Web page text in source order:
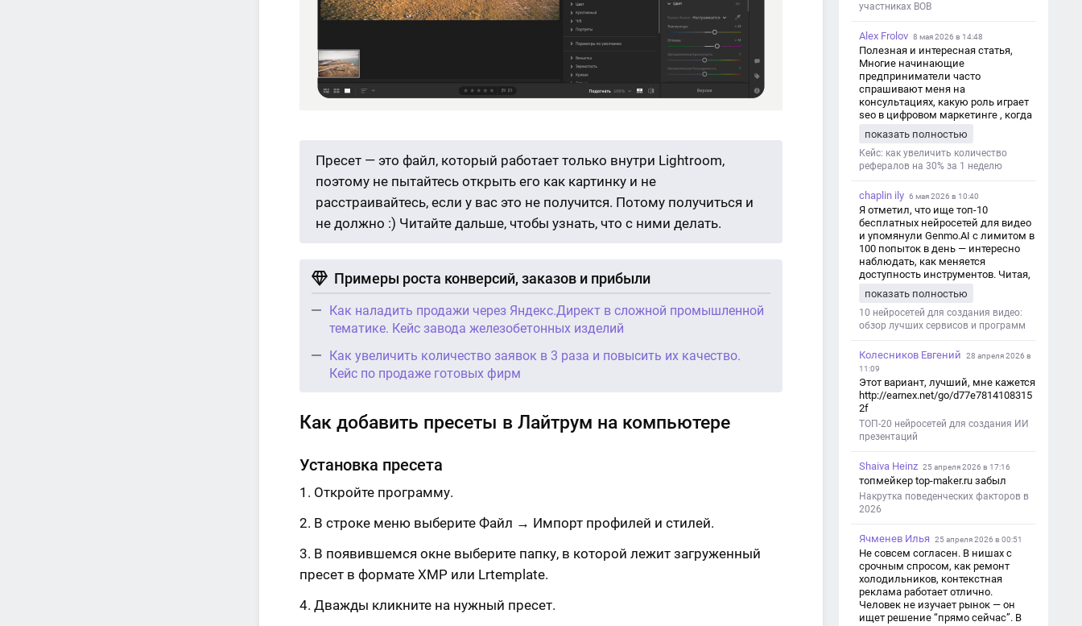
Пресет — это файл, который работает только внутри Lightroom,
поэтому не пытайтесь открыть его как картинку и не
расстраивайтесь, если у вас это не получится. Потому получиться и
не должно :) Читайте дальше, чтобы узнать, что с ними делать.
Примеры роста конверсий, заказов и прибыли
Как наладить продажи через Яндекс.Директ в сложной промышленной
тематике. Кейс завода железобетонных изделий
Как увеличить количество заявок в 3 раза и повысить их качество.
Кейс по продаже готовых фирм
Как добавить пресеты в Лайтрум на компьютере
Установка пресета
Откройте программу.
В строке меню выберите Файл → Импорт профилей и стилей.
В появившемся окне выберите папку, в которой лежит загруженный
пресет в формате XMP или Lrtemplate.
Дважды кликните на нужный пресет.
участниках ВОВ
Alex Frolov 8 мая 2026 в 14:48
Полезная и интересная статья,
Многие начинающие
предприниматели часто
спрашивают меня на
консультациях, какую роль играет
seo в цифровом маркетинге , когда
обсуждаем их проект:
https://aseotop.com/kakuyu-rol-igraet-
seo-v-czifrovom-marketinge/
показать полностью
Кейс: как увеличить количество
рефералов на 30% за 1 неделю
chaplin ily 6 мая 2026 в 10:40
Я отметил, что ище топ-10
бесплатных нейросетей для видео
и упомянули Genmo.AI с лимитом в
100 попыток в день — интересно
наблюдать, как меняется
доступность инструментов. Читая,
с короткими клипами в телеграм-
каналах YAGLA и Kokoc Group. Flux 2
показать полностью
10 нейросетей для создания видео:
обзор лучших сервисов и программ
Колесников Евгений
28 апреля 2026 в
11:09
Этот вариант, лучший, мне кажется
http://earnex.net/go/d77e7814108315
2f
ТОП-20 нейросетей для создания ИИ
презентаций
Shaiva Heinz 25 апреля 2026 в 17:16
топмейкер top-maker.ru забыл
Накрутка поведенческих факторов в
2026
Ячменев Илья 25 апреля 2026 в 00:51
Не совсем согласен. В нишах с
срочным спросом, как ремонт
холодильников, контекстная
реклама работает отлично.
Человек не изучает рынок — он
ищет решение “прямо сейчас”. В